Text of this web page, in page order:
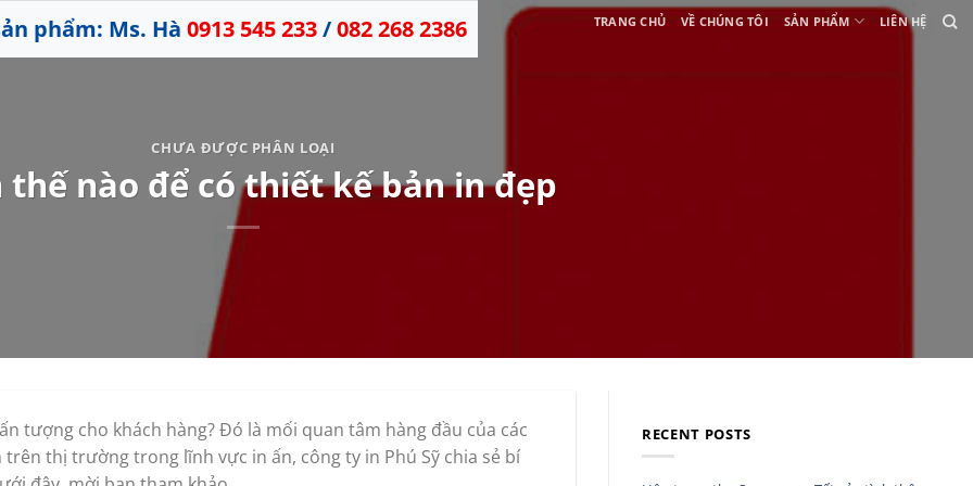
phẩm: Ms. Hà 0913 545 233/082 268 2386 TRANG CHỦ VỀ CHÚNG TÔI SẢN PHẨM LIÊN HỆ
CHƯA ĐƯỢC PHÂN LOẠI
thế nào để có thiết kế bản in đẹp
tượng cho khách hàng? Đó là mối quan tâm hàng đầu của các
thị trường trong lĩnh vực in ấn, công ty in Phú Sỹ chia sẻ bí
RECENT POSTS